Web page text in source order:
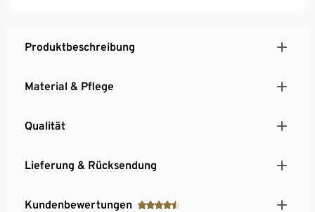
Produktbeschreibung
Material & Pflege
Qualität
Lieferung & Rücksendung
Kundenbewertungen